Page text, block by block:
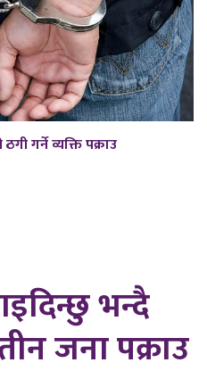
गर्ने व्यक्ति पक्राउ
भन्दै
जना पक्राउ